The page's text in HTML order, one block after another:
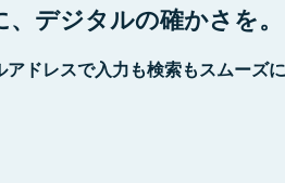
、デジタルの確かさを。
アドレスで入力も検索もスムーズ